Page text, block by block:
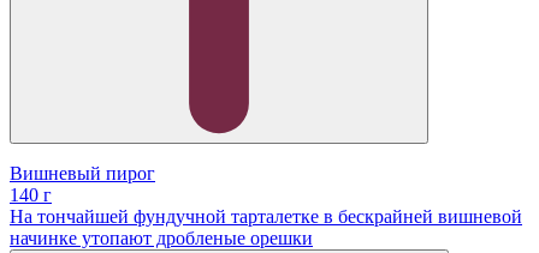
Вишневый пирог
140 г
На тончайшей фундучной тарталетке в бескрайней вишневой
начинке утопают дробленые орешки